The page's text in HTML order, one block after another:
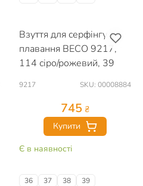
Взуття для серфінгу та
плавання BECO 9217,
114 сіро/рожевий, 39
9217 SKU: 00008884
745 ₴
Купити
Є в наявності
36 37 38 39